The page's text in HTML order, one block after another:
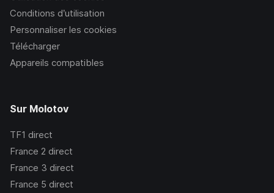
Conditions d’utilisation
Personnaliser les cookies
Télécharger
Appareils compatibles
Sur Molotov
TF1 direct
France 2 direct
France 3 direct
France 5 direct